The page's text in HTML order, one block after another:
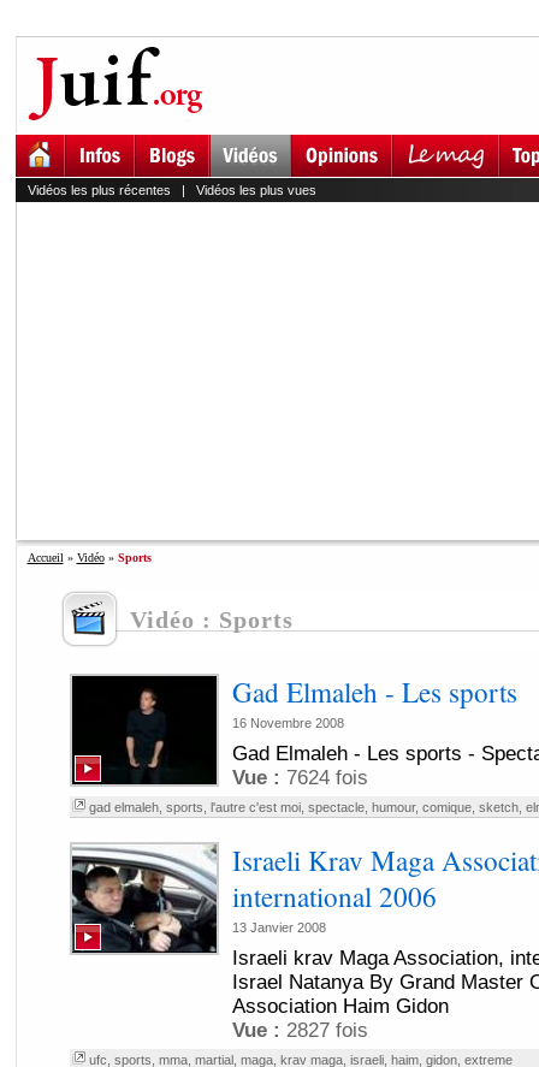
Vidéos les plus récentes | Vidéos les plus vues
Accueil » Vidéo» Sports
Vidéo : Sports
Gad Elmaleh - Les sports
16 Novembre 2008
Gad Elmaleh - Les sports -
Vue : 7624 fois
gad elmaleh, sports l'autre c'est moi, spectacle, humour, comique, sketch,
Israeli Krav Maga
international 2006
13 Janvier 2008
Israeli krav Maga Association,
Israel Natanya By Grand Master
Association Haim Gidon
Vue : 2827 fois
ufc sports mma, martial, maga, krav maga, israeli, haim, gidon, extreme